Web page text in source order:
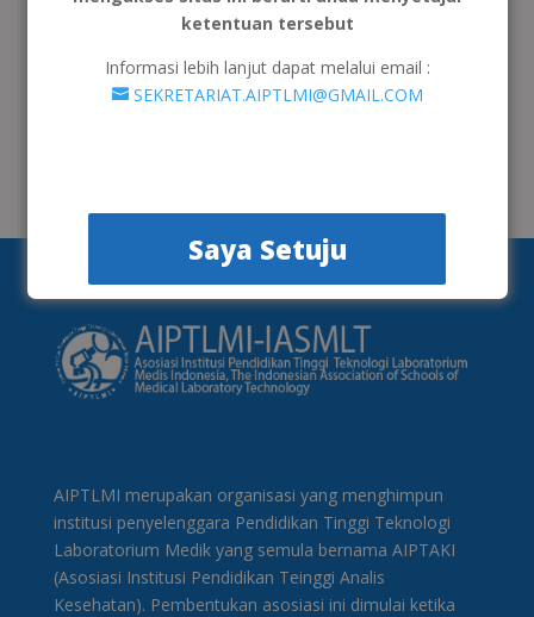
Hasilkan Standar Nasional Perguruan Tinggi,
Recent Comments
AIPTLMI merupakan organisasi yang menghimpun
institusi penyelenggara Pendidikan Tinggi Teknologi
Laboratorium Medik yang semula bernama AIPTAKI
(Asosiasi Institusi Pendidikan Teinggi Analis
Kesehatan). Pembentukan asosiasi ini dimulai ketika
ketentuan tersebut
Informasi lebih lanjut dapat melalui email :
SEKRETARIAT.AIPTLMI@GMAIL.COM
Saya Setuju